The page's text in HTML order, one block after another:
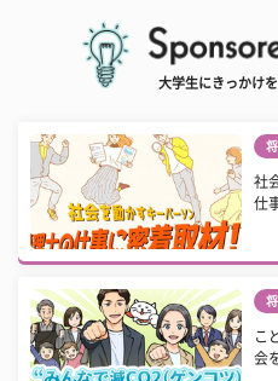
大学生にきっかけ
社
仕
こ
会